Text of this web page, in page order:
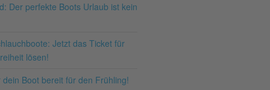
byUsercentrics
Management
Der perfekte Boots Urlaub ist kein
Jetzt das Ticket für
lösen!
dein Boot bereit für den Frühling!